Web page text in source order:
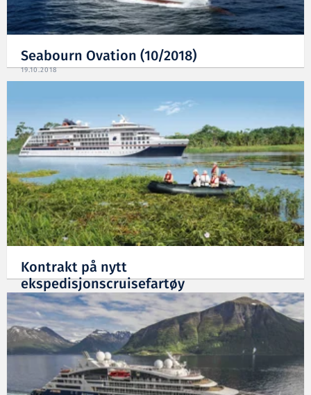
Seabourn Ovation (10/2018)
19.10.2018
Kontrakt på nytt
ekspedisjonscruisefartøy
03.07.2018